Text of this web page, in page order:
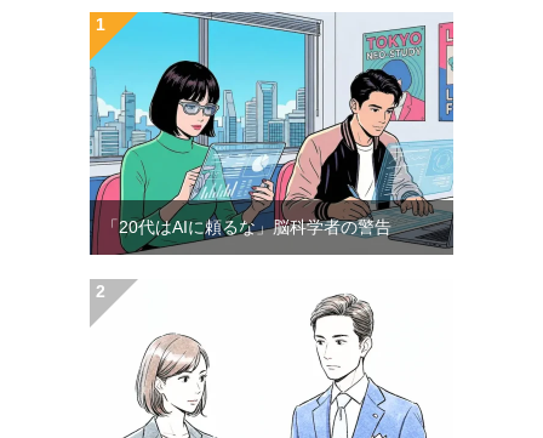
「20代はAIに頼るな」脳科学者の警告